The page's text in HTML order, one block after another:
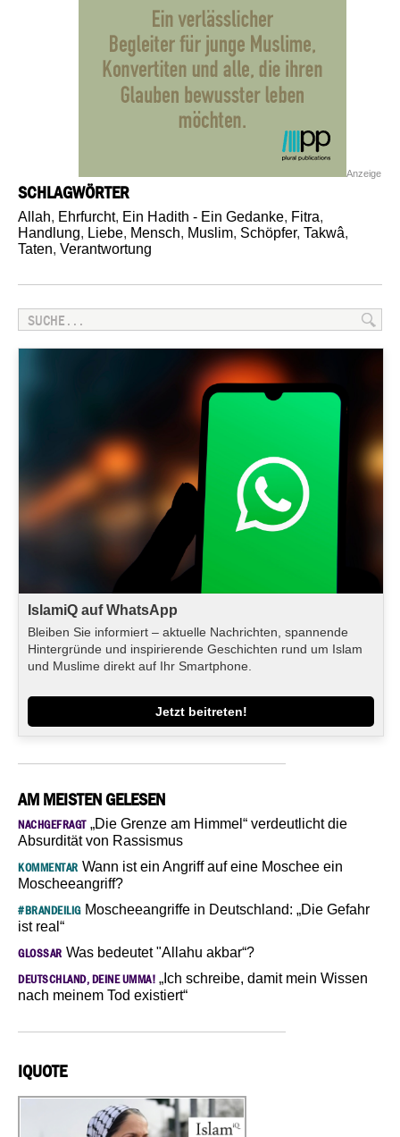
Anzeige
SCHLAGWÖRTER
Allah, Ehrfurcht, Ein Hadith - Ein Gedanke, Fitra,
Handlung, Liebe, Mensch, Muslim, Schöpfer, Takwâ,
Taten, Verantwortung
IslamiQ auf WhatsApp
Bleiben Sie informiert – aktuelle Nachrichten, spannende
Hintergründe und inspirierende Geschichten rund um Islam
und Muslime direkt auf Ihr Smartphone.
Jetzt beitreten!
AM MEISTEN GELESEN
NACHGEFRAGT„Die Grenze am Himmel“ verdeutlicht die
Absurdität von Rassismus
KOMMENTAR Wann ist ein Angriff auf eine Moschee ein
Moscheeangriff?
#BRANDEILIGMoscheeangriffe in Deutschland: „Die Gefahr
ist real“
GLOSSAR Was bedeutet "Allahu akbar“?
DEUTSCHLAND, DEINE UMMA! „Ich schreibe, damit mein Wissen
nach meinem Tod existiert“
IQUOTE